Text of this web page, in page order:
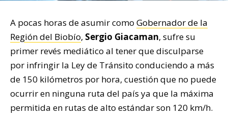
A pocas horas de asumir como Gobernador de la
Región del Biobío, Sergio Giacaman, sufre su
primer revés mediático al tener que disculparse
por infringir la Ley de Tránsito conduciendo a más
de 150 kilómetros por hora, cuestión que no puede
ocurrir en ninguna ruta del país ya que la máxima
permitida en rutas de alto estándar son 120 km/h.